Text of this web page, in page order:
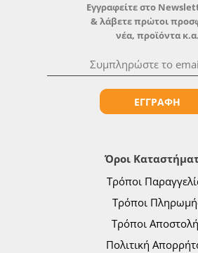
Όροι
Τρόποι
Τρόποι
Τρόποι
Πολιτική
Εγγραφείτε στο
& λάβετε πρώτοι
νέα, προϊόντα κ.α.
ΕΓΓΡΑΦΗ